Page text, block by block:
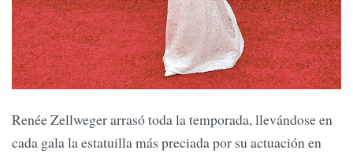
Renée Zellweger arrasó toda la temporada, llevándose en
cada gala la estatuilla más preciada por su actuación en